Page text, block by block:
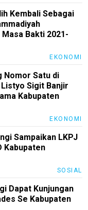
Kembali Sebagai
Bakti 2021-
EKONOMI
Nomor Satu di
Sigit Banjir
Kabupaten
EKONOMI
Sampaikan LKPJ
Kabupaten
SOSIAL
Dapat Kunjungan
Se Kabupaten